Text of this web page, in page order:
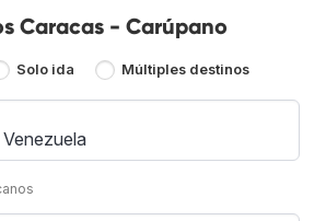
Caracas - Carúpano
Solo ida Múltiples destinos